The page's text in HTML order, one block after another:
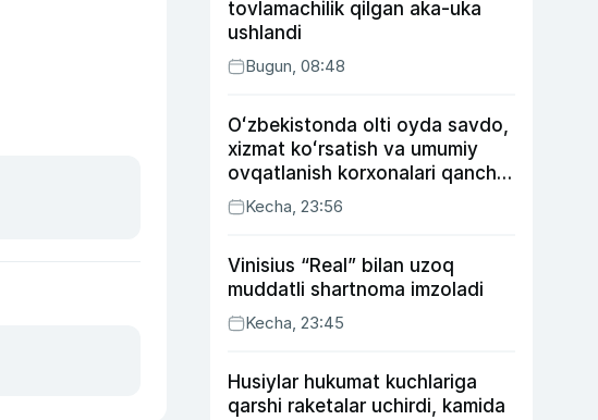
tovlamachilik qilgan aka-uka
ushlandi
Bugun, 08:48
Oʻzbekistonda olti oyda savdo,
xizmat koʻrsatish va umumiy
ovqatlanish korxonalari qancha
soliq toʻlagani ochiqlandi
Kecha, 23:56
Vinisius “Real” bilan uzoq
muddatli shartnoma imzoladi
Kecha, 23:45
Husiylar hukumat kuchlariga
qarshi raketalar uchirdi, kamida